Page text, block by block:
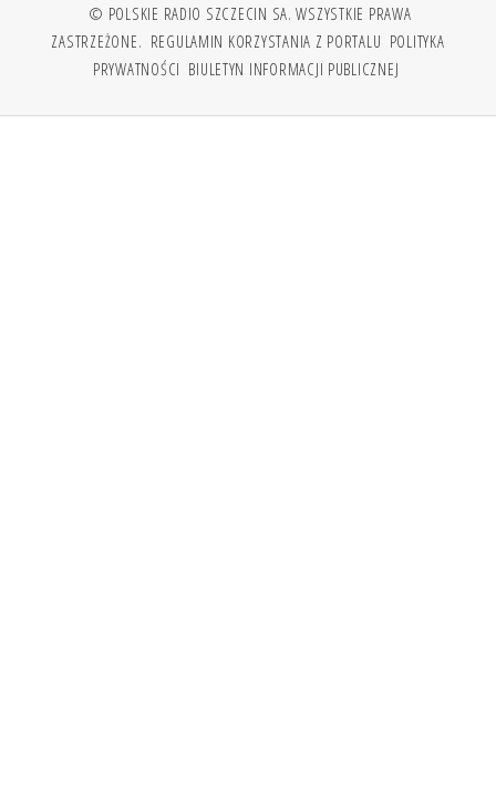
© POLSKIE RADIO SZCZECIN SA. WSZYSTKIE PRAWA
ZASTRZEŻONE. REGULAMIN KORZYSTANIA Z PORTALU POLITYKA
PRYWATNOŚCI BIULETYN INFORMACJI PUBLICZNEJ